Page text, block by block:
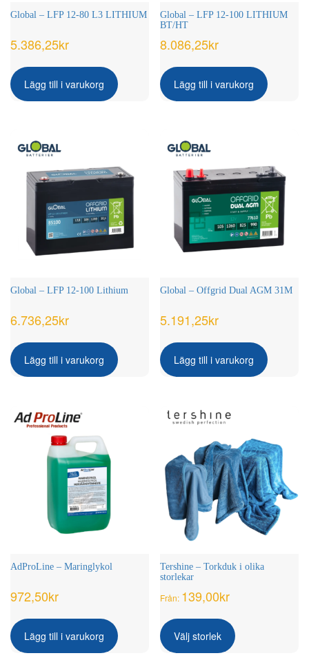
Global – LFP 12-80 L3 LITHIUM
5.386,25kr
Lägg till i varukorg
Global – LFP 12-100 LITHIUM
BT/HT
8.086,25kr
Lägg till i varukorg
Global – LFP 12-100 Lithium
6.736,25kr
Lägg till i varukorg
Global – Offgrid Dual AGM 31M
5.191,25kr
Lägg till i varukorg
AdProLine – Maringlykol
972,50kr
Lägg till i varukorg
Tershine – Torkduk i olika
storlekar
Från: 139,00kr
Välj storlek
här
produkten